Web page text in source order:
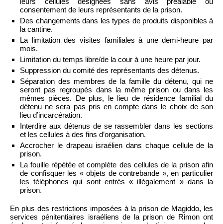
consentement de leurs représentants de la prison.
Des changements dans les types de produits disponibles à
la cantine.
La limitation des visites familiales à une demi-heure par
mois.
Limitation du temps libre/de la cour à une heure par jour.
Suppression du comité des représentants des détenus.
Séparation des membres de la famille du détenu, qui ne
seront pas regroupés dans la même prison ou dans les
mêmes pièces. De plus, le lieu de résidence familial du
détenu ne sera pas pris en compte dans le choix de son
lieu d’incarcération.
Interdire aux détenus de se rassembler dans les sections
et les cellules à des fins d’organisation.
Accrocher le drapeau israélien dans chaque cellule de la
prison.
La fouille répétée et complète des cellules de la prison afin
de confisquer les « objets de contrebande », en particulier
les téléphones qui sont entrés « illégalement » dans la
prison.
En plus des restrictions imposées à la prison de Magiddo, les
services pénitentiaires israéliens de la prison de Rimon ont